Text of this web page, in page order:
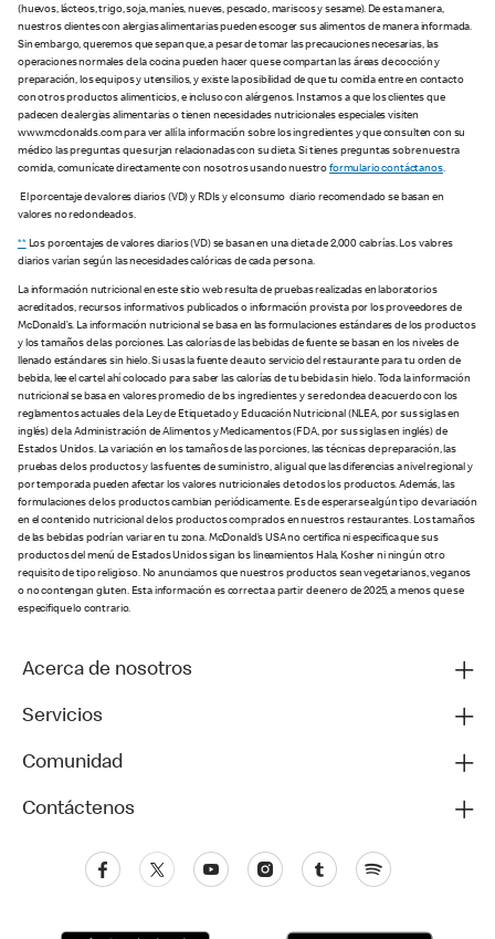
(huevos, lácteos, trigo, soja, maníes, nueves, pescado, mariscos y sesame). De esta manera,
nuestros clientes con alergias alimentarias pueden escoger sus alimentos de manera informada.
Sin embargo, queremos que sepan que, a pesar de tomar las precauciones necesarias, las
operaciones normales de la cocina pueden hacer que se compartan las áreas de cocción y
preparación, los equipos y utensilios, y existe la posibilidad de que tu comida entre en contacto
con otros productos alimenticios, e incluso con alérgenos. Instamos a que los clientes que
padecen de alergias alimentarias o tienen necesidades nutricionales especiales visiten
www.mcdonalds.com para ver allí la información sobre los ingredientes y que consulten con su
médico las preguntas que surjan relacionadas con su dieta. Si tienes preguntas sobre nuestra
comida, comunícate directamente con nosotros usando nuestroformulario contáctanos.
El porcentaje de valores diarios (VD) y RDIs y el consumo diario recomendado se basan en
valores no redondeados.
**Los porcentajes de valores diarios (VD) se basan en una dieta de 2,000 calorías. Los valores
diarios varían según las necesidades calóricas de cada persona.
La información nutricional en este sitio web resulta de pruebas realizadas en laboratorios
acreditados, recursos informativos publicados o información provista por los proveedores de
McDonald’s. La información nutricional se basa en las formulaciones estándares de los productos
y los tamaños de las porciones. Las calorías de las bebidas de fuente se basan en los niveles de
llenado estándares sin hielo. Si usas la fuente de auto servicio del restaurante para tu orden de
bebida, lee el cartel ahí colocado para saber las calorías de tu bebida sin hielo. Toda la información
nutricional se basa en valores promedio de los ingredientes y se redondea de acuerdo con los
reglamentos actuales de la Ley de Etiquetado y Educación Nutricional (NLEA, por sus siglas en
inglés) de la Administración de Alimentos y Medicamentos (FDA, por sus siglas en inglés) de
Estados Unidos. La variación en los tamaños de las porciones, las técnicas de preparación, las
pruebas de los productos y las fuentes de suministro, al igual que las diferencias a nivel regional y
por temporada pueden afectar los valores nutricionales de todos los productos. Además, las
formulaciones de los productos cambian periódicamente. Es de esperarse algún tipo de variación
en el contenido nutricional de los productos comprados en nuestros restaurantes. Los tamaños
de las bebidas podrían variar en tu zona. McDonald’s USA no certifica ni especifica que sus
productos del menú de Estados Unidos sigan los lineamientos Hala, Kosher ni ningún otro
requisito de tipo religioso. No anunciamos que nuestros productos sean vegetarianos, veganos
o no contengan gluten. Esta información es correcta a partir de enero de 2025, a menos que se
especifique lo contrario.
Acerca de nosotros
Servicios
Comunidad
Contáctenos